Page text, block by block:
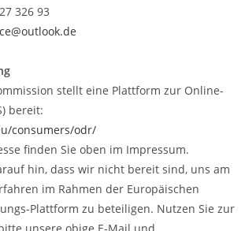
326 93
stellt eine Plattform zur Online-
bereit:
consumers/odr/
finden Sie oben im Impressum.
hin, dass wir nicht bereit sind, uns am
im Rahmen der Europäischen
Plattform zu beteiligen. Nutzen Sie zur